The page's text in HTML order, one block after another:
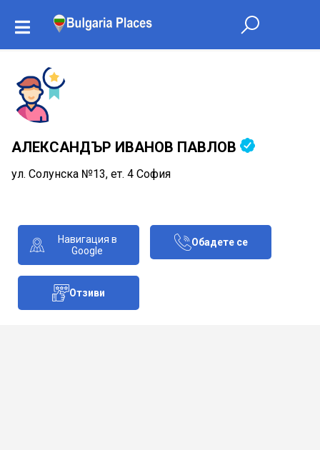
АЛЕКСАНДЪР ИВАНОВ ПАВЛОВ
ул. Солунска №13, ет. 4 София
Навигация в
Google
Обадете се
Отзиви